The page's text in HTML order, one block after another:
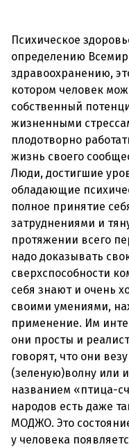
Психическое
определению
здравоохранению,
котором человек
собственный
жизненными
плодотворно
жизнь своего
Люди, достигшие
обладающие
полное принятие
затруднениями и
протяжении всего
надо доказывать
сверхспособности
себя знают и очень
своими умениями,
применение. Им
они просты и
говорят, что они
(зеленую)волну или
названием «птица-
народов есть даже
МОДЖО. Это
у человека